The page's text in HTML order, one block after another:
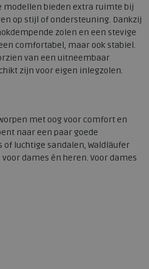
modellen bieden extra ruimte bij
op stijl of ondersteuning. Dankzij
zolen en een stevige
comfortabel, maar ook stabiel.
van een uitneembaar
zijn voor eigen inlegzolen.
met oog voor comfort en
naar een paar goede
luchtige sandalen, Waldläufer
dames én heren. Voor dames